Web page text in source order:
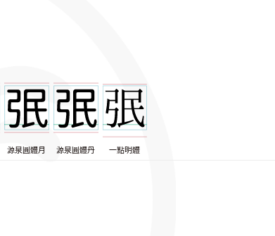
源泉圓體月 源泉圓體丹 一點明體